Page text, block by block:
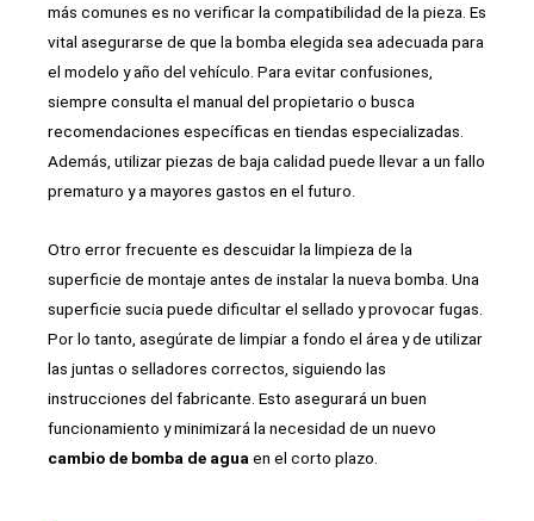
más comunes es no verificar la compatibilidad de la pieza. Es
vital asegurarse de que la bomba elegida sea adecuada para
el modelo y año del vehículo. Para evitar confusiones,
siempre consulta el manual del propietario o busca
recomendaciones específicas en tiendas especializadas.
Además, utilizar piezas de baja calidad puede llevar a un fallo
prematuro y a mayores gastos en el futuro.
Otro error frecuente es descuidar la limpieza de la
superficie de montaje antes de instalar la nueva bomba. Una
superficie sucia puede dificultar el sellado y provocar fugas.
Por lo tanto, asegúrate de limpiar a fondo el área y de utilizar
las juntas o selladores correctos, siguiendo las
instrucciones del fabricante. Esto asegurará un buen
funcionamiento y minimizará la necesidad de un nuevo
cambio de bomba de agua en el corto plazo.